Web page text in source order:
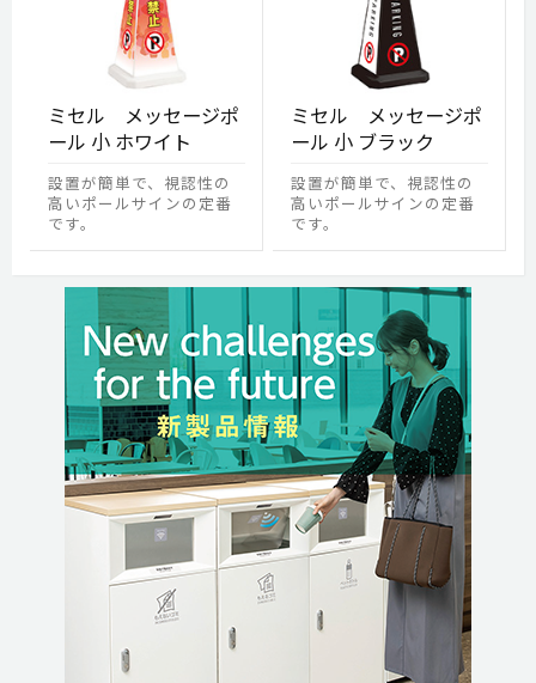
ミセル メッセージポ
ール 小 ホワイト
設置が簡単で、視認性の
高いポールサインの定番
です。
ミセル メッセージポ
ール 小 ブラック
設置が簡単で、視認性の
高いポールサインの定番
です。